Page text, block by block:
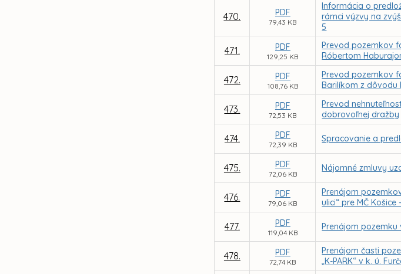
470. PDF
79,43 KB
Informácia o
rámci výzvy na
5
471. PDF
129,25 KB
Prevod pozemkov
Róbertom
472. PDF
108,76 KB
Prevod pozemkov
Barilíkom z dôvodu
473. PDF
72,53 KB
Prevod
dobrovoľnej dražby
474. PDF
72,39 KB
Spracovanie a
475. PDF
72,06 KB
Nájomné zmluvy
476. PDF
79,06 KB
Prenájom
ulici“ pre MČ
477. PDF
119,04 KB
Prenájom
478. PDF
72,74 KB
Prenájom časti
„K-PARK“ v k. ú.